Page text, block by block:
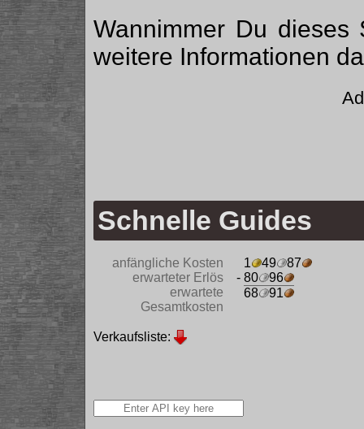
Wannimmer Du
weitere Informationen
Schnelle Guides
anfängliche Kosten 1 49
87
erwarteter Erlös
- 80
96
erwartete
Gesamtkosten
68 91
Verkaufsliste: